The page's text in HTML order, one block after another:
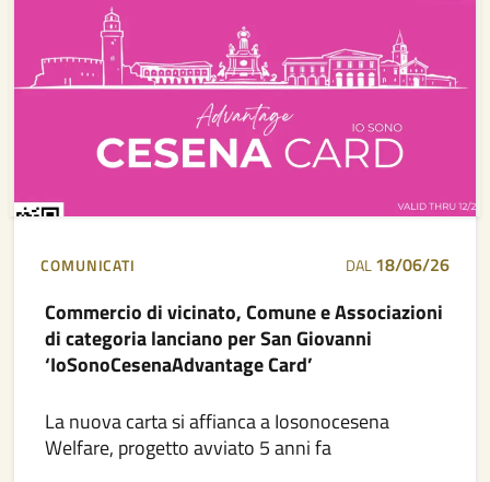
COMUNICATI DAL18/06/26
Commercio di vicinato, Comune e Associazioni
di categoria lanciano per San Giovanni
‘IoSonoCesenaAdvantage Card’
La nuova carta si affianca a Iosonocesena
Welfare, progetto avviato 5 anni fa